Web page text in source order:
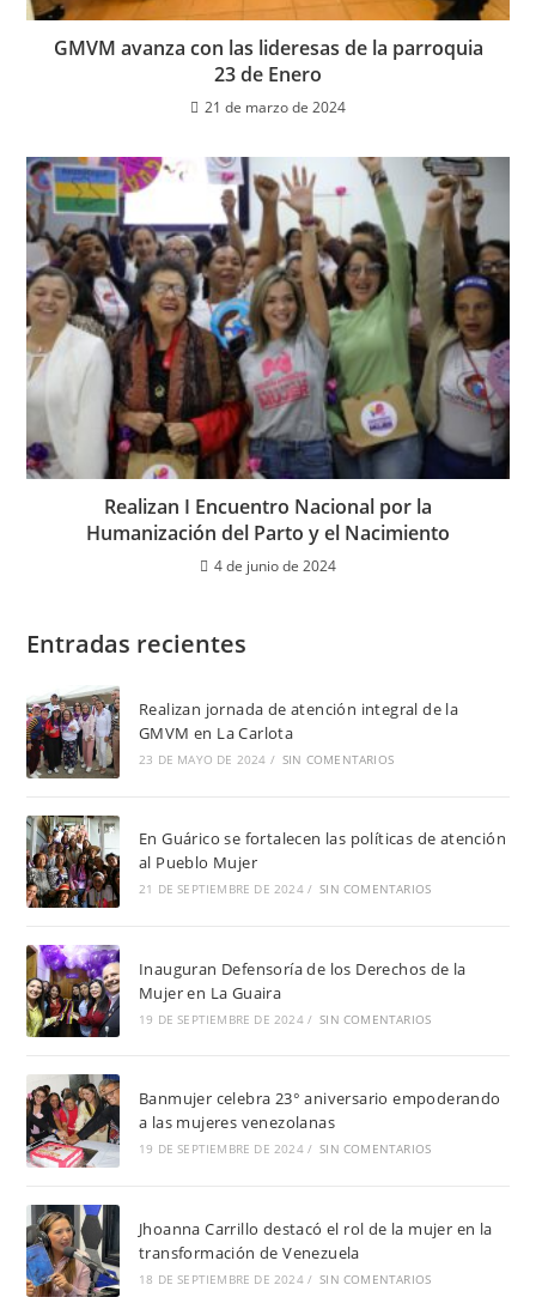
GMVM avanza con las lideresas de la parroquia
23 de Enero
21 de marzo de 2024
Realizan I Encuentro Nacional por la
Humanización del Parto y el Nacimiento
4 de junio de 2024
Entradas recientes
Realizan jornada de atención integral de la
GMVM en La Carlota
23 DE MAYO DE 2024 / SIN COMENTARIOS
En Guárico se fortalecen las políticas de atención
al Pueblo Mujer
21 DE SEPTIEMBRE DE 2024 / SIN COMENTARIOS
Inauguran Defensoría de los Derechos de la
Mujer en La Guaira
19 DE SEPTIEMBRE DE 2024 / SIN COMENTARIOS
Banmujer celebra 23° aniversario empoderando
a las mujeres venezolanas
19 DE SEPTIEMBRE DE 2024 / SIN COMENTARIOS
Jhoanna Carrillo destacó el rol de la mujer en la
transformación de Venezuela
18 DE SEPTIEMBRE DE 2024 / SIN COMENTARIOS